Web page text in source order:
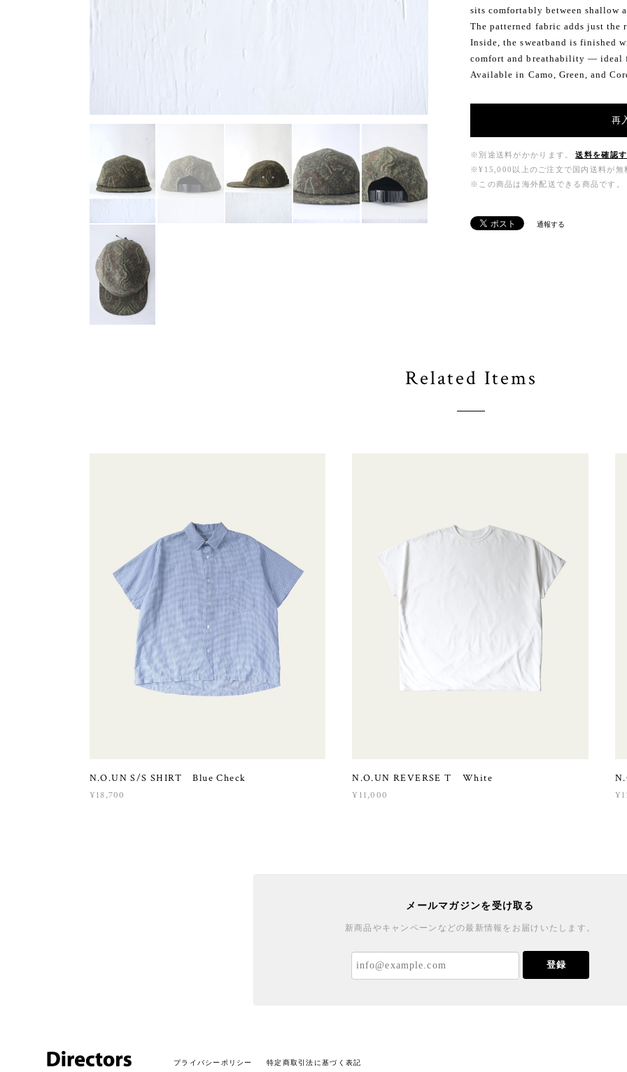
sits comfortably between shallow
The patterned fabric adds just
Inside, the sweatband is finished
comfort and breathability — ideal
Available in Camo, Green, and
再
※別途送料がかかります。
送料を確認す
※¥15,000以上のご注文で国内送料が無
※この商品は海外配送できる商品です。
通報する
Related Items
N.O.UN S/S SHIRT Blue Check
¥18,700
N.O.UN REVERSE T White
¥11,000
メールマガジンを受け取る
新商品やキャンペーンなどの最新情報をお届けいたします。
登録
プライバシーポリシー 特定商取引法に基づく表記